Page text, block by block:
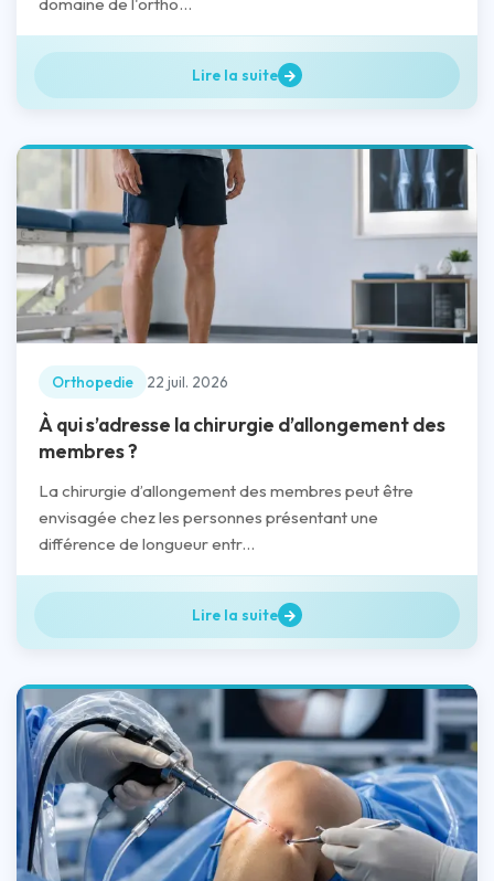
Lire la suite
Orthopedie 22 juil. 2026
À qui s’adresse la chirurgie d’allongement des
membres ?
La chirurgie d’allongement des membres peut être
envisagée chez les personnes présentant une
différence de longueur entr...
Lire la suite